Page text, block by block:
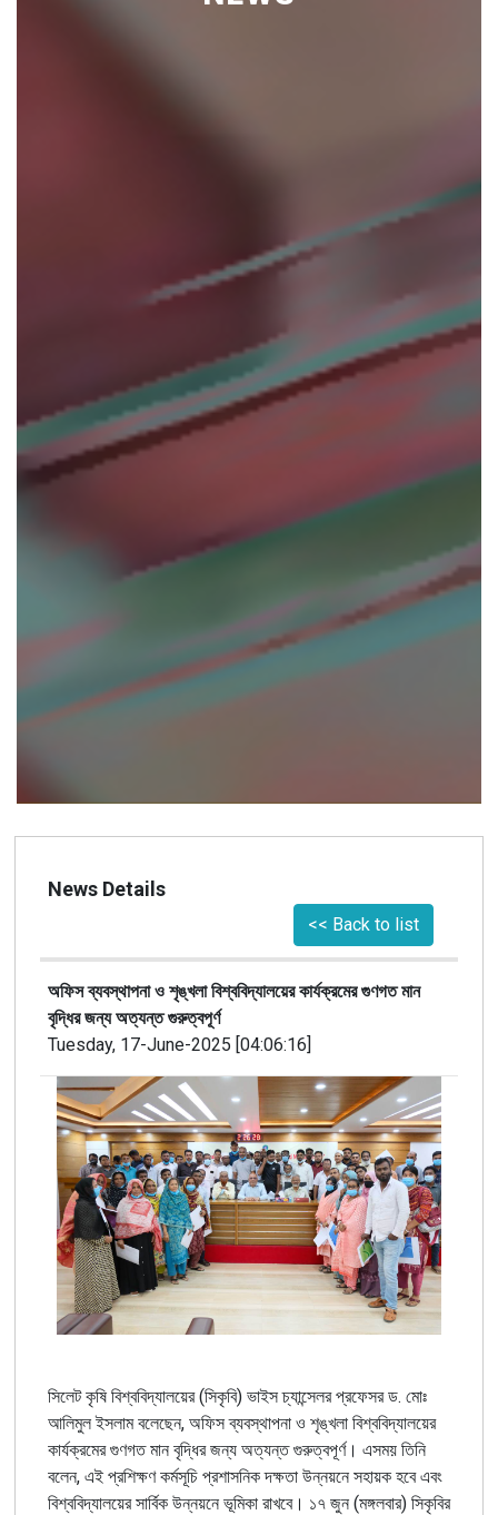
News Details
<< Back to list
অফিস ব্যবস্থাপনা ও শৃঙ্খলা বিশ্ববিদ্যালয়ের কার্যক্রমের গুণগত মান
বৃদ্ধির জন্য অত্যন্ত গুরুত্বপূর্ণ
Tuesday, 17-June-2025 [04:06:16]
সিলেট কৃষি বিশ্ববিদ্যালয়ের(সিকৃবি) ভাইস চ্যান্সেলর প্রফেসর ড. মোঃ
আলিমুল ইসলাম বলেছেন, অফিস ব্যবস্থাপনা ও শৃঙ্খলা বিশ্ববিদ্যালয়ের
কার্যক্রমের গুণগত মান বৃদ্ধির জন্য অত্যন্ত গুরুত্বপূর্ণ। এসময় তিনি
বলেন, এই প্রশিক্ষণ কর্মসূচি প্রশাসনিক দক্ষতা উন্নয়নে সহায়ক হবে এবং
বিশ্ববিদ্যালয়ের সার্বিক উন্নয়নে ভূমিকা রাখবে। ১৭ জুন(মঙ্গলবার) সিকৃবির